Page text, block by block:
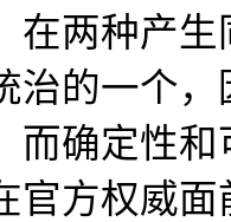
在两种产
治的一个
而确定性
官方权威